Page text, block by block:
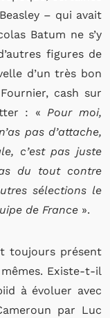
– qui avait
Batum ne s’y
figures de
d’un très bon
cash sur
: «Pour moi,
pas d’attache,
c’est pas juste
du tout contre
sélections le
de France ».
toujours présent
Existe-t-il
à évoluer avec
par Luc